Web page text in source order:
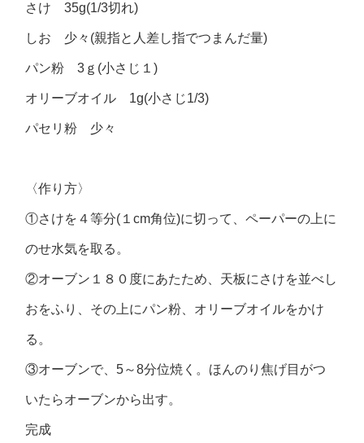
さけ 35g(1/3切れ)
しお 少々(親指と人差し指でつまんだ量)
パン粉 3ｇ(小さじ１)
オリーブオイル 1g(小さじ1/3)
パセリ粉 少々
〈作り方〉
①さけを４等分(１cm角位)に切って、ペーパーの上に
のせ水気を取る。
②オーブン１８０度にあたため、天板にさけを並べし
おをふり、その上にパン粉、オリーブオイルをかけ
る。
③オーブンで、5～8分位焼く。ほんのり焦げ目がつ
いたらオーブンから出す。
完成